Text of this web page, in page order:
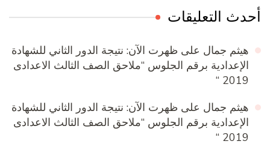
أحدث التعليقات
هيثم جمال على ظهرت الآن: نتيجة الدور الثاني للشهادة
الإعدادية برقم الجلوس “ملاحق الصف الثالث الاعدادى
2019 “
هيثم جمال على ظهرت الآن: نتيجة الدور الثاني للشهادة
الإعدادية برقم الجلوس “ملاحق الصف الثالث الاعدادى
2019 “